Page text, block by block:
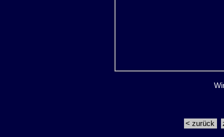
< zurück